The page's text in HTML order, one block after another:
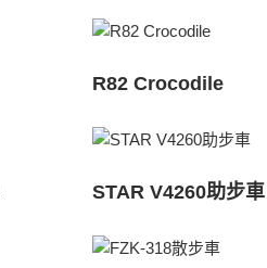
R82 Crocodile
STAR V4260助步車